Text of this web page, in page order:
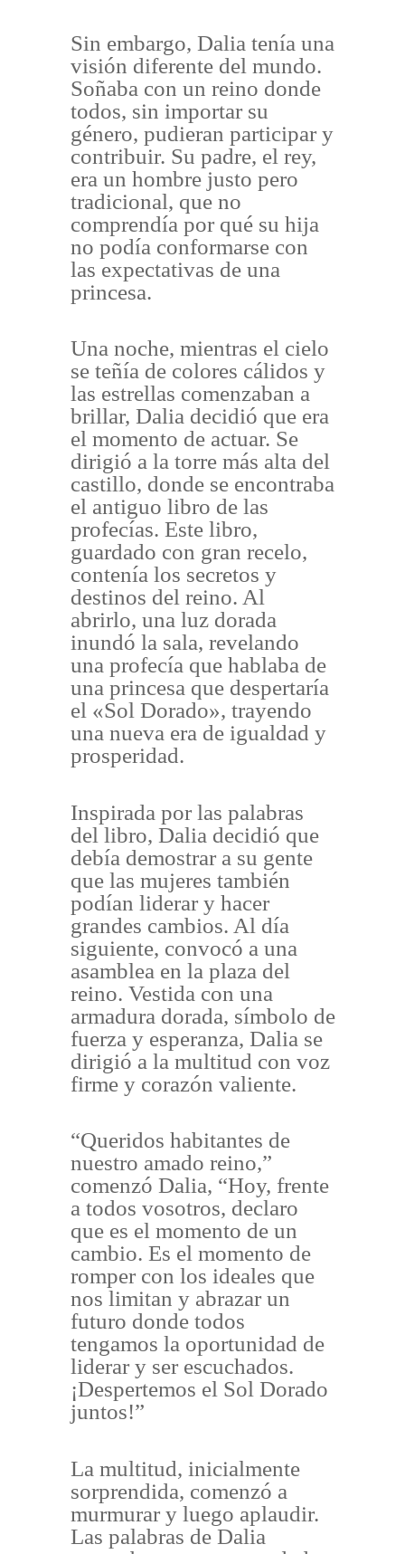
Sin embargo, Dalia tenía una
visión diferente del mundo.
Soñaba con un reino donde
todos, sin importar su
género, pudieran participar y
contribuir. Su padre, el rey,
era un hombre justo pero
tradicional, que no
comprendía por qué su hija
no podía conformarse con
las expectativas de una
princesa.
Una noche, mientras el cielo
se teñía de colores cálidos y
las estrellas comenzaban a
brillar, Dalia decidió que era
el momento de actuar. Se
dirigió a la torre más alta del
castillo, donde se encontraba
el antiguo libro de las
profecías. Este libro,
guardado con gran recelo,
contenía los secretos y
destinos del reino. Al
abrirlo, una luz dorada
inundó la sala, revelando
una profecía que hablaba de
una princesa que despertaría
el «Sol Dorado», trayendo
una nueva era de igualdad y
prosperidad.
Inspirada por las palabras
del libro, Dalia decidió que
debía demostrar a su gente
que las mujeres también
podían liderar y hacer
grandes cambios. Al día
siguiente, convocó a una
asamblea en la plaza del
reino. Vestida con una
armadura dorada, símbolo de
fuerza y esperanza, Dalia se
dirigió a la multitud con voz
firme y corazón valiente.
“Queridos habitantes de
nuestro amado reino,”
comenzó Dalia, “Hoy, frente
a todos vosotros, declaro
que es el momento de un
cambio. Es el momento de
romper con los ideales que
nos limitan y abrazar un
futuro donde todos
tengamos la oportunidad de
liderar y ser escuchados.
¡Despertemos el Sol Dorado
juntos!”
La multitud, inicialmente
sorprendida, comenzó a
murmurar y luego aplaudir.
Las palabras de Dalia